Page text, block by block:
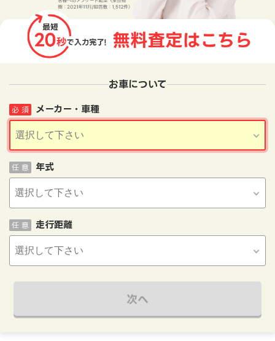
お車について
メーカー・車種
必 須
年式
任 意
走行距離
任 意
次へ